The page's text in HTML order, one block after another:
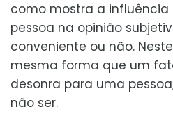
como mostra a
pessoa na opinião
conveniente ou não.
mesma forma que um
desonra para uma
não ser.